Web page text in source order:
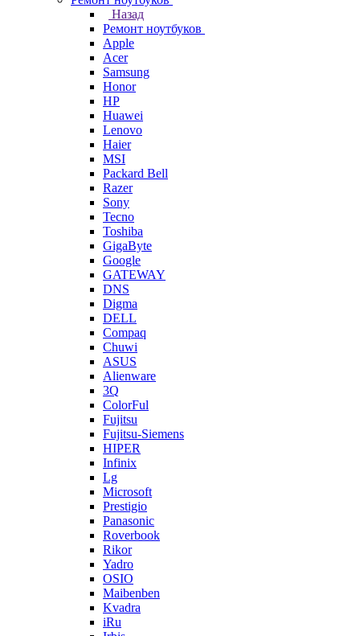
Назад
Ремонт ноутбуков
Apple
Acer
Samsung
Honor
HP
Huawei
Lenovo
Haier
MSI
Packard Bell
Razer
Sony
Tecno
Toshiba
GigaByte
Google
GATEWAY
DNS
Digma
DELL
Compaq
Chuwi
ASUS
Alienware
3Q
ColorFul
Fujitsu
Fujitsu-Siemens
HIPER
Infinix
Lg
Microsoft
Prestigio
Panasonic
Roverbook
Rikor
Yadro
OSIO
Maibenben
Kvadra
iRu